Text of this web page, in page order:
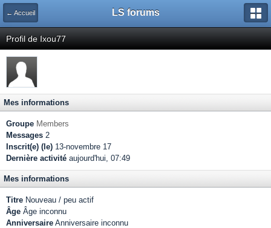
← Accueil LS forums
Profil de Ixou77
Mes informations
Groupe Members
Messages 2
Inscrit(e) (le) 13-novembre 17
Dernière activité aujourd'hui, 07:49
Mes informations
Titre Nouveau / peu actif
Âge Âge inconnu
Anniversaire Anniversaire inconnu